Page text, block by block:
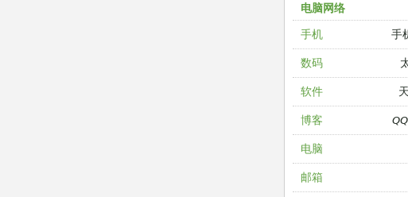
电脑网络
手机
手
数码
软件
博客
电脑
邮箱